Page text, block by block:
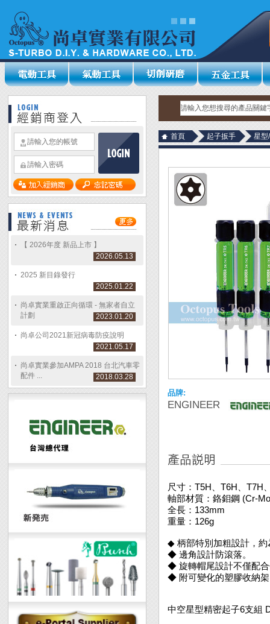
【 2026年度 新品上市 】
2026.05.13
2025 新目錄發行
2025.01.22
尚卓實業重啟正向循環 - 無家者自立
計劃
2023.01.20
尚卓公司2021新冠病毒防疫說明
2021.05.17
尚卓實業參加AMPA 2018 台北汽車零
配件 ...
2018.03.28
首頁 起子扳手 星型
品牌:
ENGINEER
尺寸：T5H、T6H、T7H
軸部材質：鉻鉬鋼 (Cr-
全長：133mm
重量：126g
◆ 柄部特別加粗設計，
◆ 邊角設計防滾落。
◆ 旋轉帽尾設計不僅配
◆ 附可變化的塑膠收納
中空星型精密起子6支組